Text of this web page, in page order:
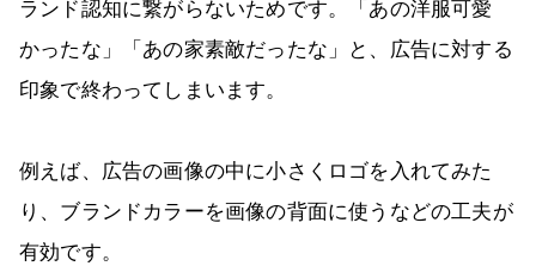
ランド認知に繋がらないためです。「あの洋服可愛
かったな」「あの家素敵だったな」と、広告に対する
印象で終わってしまいます。
例えば、広告の画像の中に小さくロゴを入れてみた
り、ブランドカラーを画像の背面に使うなどの工夫が
有効です。